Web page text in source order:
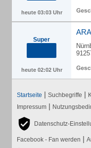
heute 03:03 Uhr
Super
heute 02:02 Uhr
Startseite | Suchbegriffe |
Impressum |
Datenschutz-
Facebook - Fan werden |